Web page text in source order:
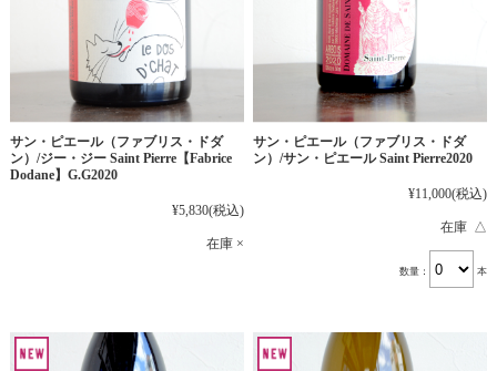
サン・ピエール（ファブリス・ドダ
ン）/ジー・ジー Saint Pierre【Fabrice
Dodane】G.G2020
¥5,830(税込)
在庫 ×
サン・ピエール（ファブリス・ドダ
ン）/サン・ピエール Saint Pierre2020
¥11,000(税込)
在庫 △
数量： 本